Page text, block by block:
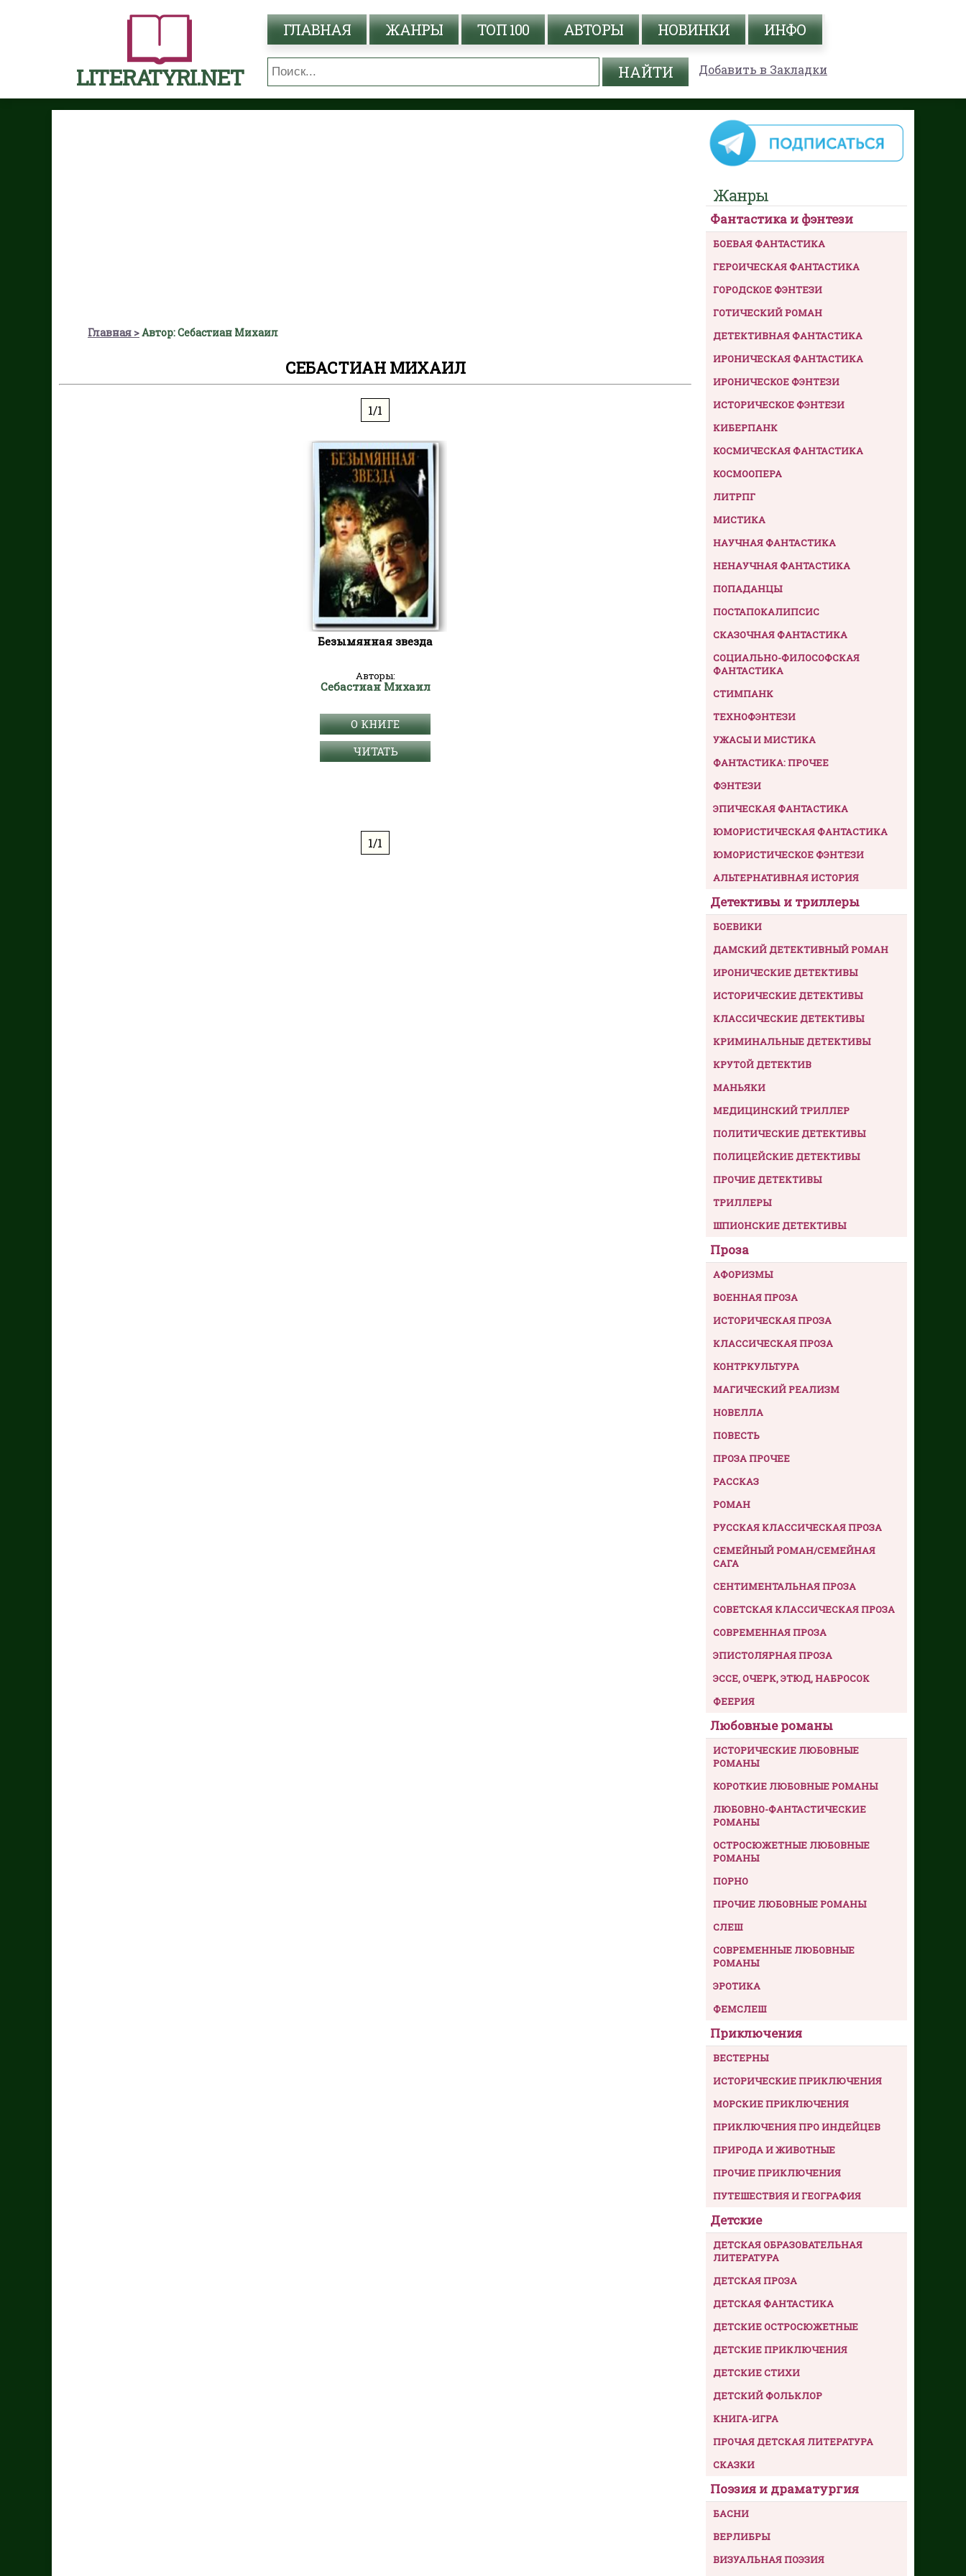
LITERATYRI.NET
ГЛАВНАЯ ЖАНРЫ ТОП 100 АВТОРЫ НОВИНКИ ИНФО
Добавить в Закладки
Главная Автор: Себастиан Михаил
СЕБАСТИАН МИХАИЛ
1/1
Безымянная звезда
Авторы:
Себастиан Михаил
О КНИГЕ
ЧИТАТЬ
1/1
Жанры
Фантастика и фэнтези
БОЕВАЯ ФАНТАСТИКА
ГЕРОИЧЕСКАЯ ФАНТАСТИКА
ГОРОДСКОЕ ФЭНТЕЗИ
ГОТИЧЕСКИЙ РОМАН
ДЕТЕКТИВНАЯ ФАНТАСТИКА
ИРОНИЧЕСКАЯ ФАНТАСТИКА
ИРОНИЧЕСКОЕ ФЭНТЕЗИ
ИСТОРИЧЕСКОЕ ФЭНТЕЗИ
КИБЕРПАНК
КОСМИЧЕСКАЯ ФАНТАСТИКА
КОСМООПЕРА
ЛИТРПГ
МИСТИКА
НАУЧНАЯ ФАНТАСТИКА
НЕНАУЧНАЯ ФАНТАСТИКА
ПОПАДАНЦЫ
ПОСТАПОКАЛИПСИС
СКАЗОЧНАЯ ФАНТАСТИКА
СОЦИАЛЬНО-ФИЛОСОФСКАЯ
ФАНТАСТИКА
СТИМПАНК
ТЕХНОФЭНТЕЗИ
УЖАСЫ И МИСТИКА
ФАНТАСТИКА: ПРОЧЕЕ
ФЭНТЕЗИ
ЭПИЧЕСКАЯ ФАНТАСТИКА
ЮМОРИСТИЧЕСКАЯ ФАНТАСТИКА
ЮМОРИСТИЧЕСКОЕ ФЭНТЕЗИ
АЛЬТЕРНАТИВНАЯ ИСТОРИЯ
Детективы и триллеры
БОЕВИКИ
ДАМСКИЙ ДЕТЕКТИВНЫЙ РОМАН
ИРОНИЧЕСКИЕ ДЕТЕКТИВЫ
ИСТОРИЧЕСКИЕ ДЕТЕКТИВЫ
КЛАССИЧЕСКИЕ ДЕТЕКТИВЫ
КРИМИНАЛЬНЫЕ ДЕТЕКТИВЫ
КРУТОЙ ДЕТЕКТИВ
МАНЬЯКИ
МЕДИЦИНСКИЙ ТРИЛЛЕР
ПОЛИТИЧЕСКИЕ ДЕТЕКТИВЫ
ПОЛИЦЕЙСКИЕ ДЕТЕКТИВЫ
ПРОЧИЕ ДЕТЕКТИВЫ
ТРИЛЛЕРЫ
ШПИОНСКИЕ ДЕТЕКТИВЫ
Проза
АФОРИЗМЫ
ВОЕННАЯ ПРОЗА
ИСТОРИЧЕСКАЯ ПРОЗА
КЛАССИЧЕСКАЯ ПРОЗА
КОНТРКУЛЬТУРА
МАГИЧЕСКИЙ РЕАЛИЗМ
НОВЕЛЛА
ПОВЕСТЬ
ПРОЗА ПРОЧЕЕ
РАССКАЗ
РОМАН
РУССКАЯ КЛАССИЧЕСКАЯ ПРОЗА
СЕМЕЙНЫЙ РОМАН/СЕМЕЙНАЯ
САГА
СЕНТИМЕНТАЛЬНАЯ ПРОЗА
СОВЕТСКАЯ КЛАССИЧЕСКАЯ ПРОЗА
СОВРЕМЕННАЯ ПРОЗА
ЭПИСТОЛЯРНАЯ ПРОЗА
ЭССЕ, ОЧЕРК, ЭТЮД, НАБРОСОК
ФЕЕРИЯ
Любовные романы
ИСТОРИЧЕСКИЕ ЛЮБОВНЫЕ
РОМАНЫ
КОРОТКИЕ ЛЮБОВНЫЕ РОМАНЫ
ЛЮБОВНО-ФАНТАСТИЧЕСКИЕ
РОМАНЫ
ОСТРОСЮЖЕТНЫЕ ЛЮБОВНЫЕ
РОМАНЫ
ПОРНО
ПРОЧИЕ ЛЮБОВНЫЕ РОМАНЫ
СЛЕШ
СОВРЕМЕННЫЕ ЛЮБОВНЫЕ
РОМАНЫ
ЭРОТИКА
ФЕМСЛЕШ
Приключения
ВЕСТЕРНЫ
ИСТОРИЧЕСКИЕ ПРИКЛЮЧЕНИЯ
МОРСКИЕ ПРИКЛЮЧЕНИЯ
ПРИКЛЮЧЕНИЯ ПРО ИНДЕЙЦЕВ
ПРИРОДА И ЖИВОТНЫЕ
ПРОЧИЕ ПРИКЛЮЧЕНИЯ
ПУТЕШЕСТВИЯ И ГЕОГРАФИЯ
Детские
ДЕТСКАЯ ОБРАЗОВАТЕЛЬНАЯ
ЛИТЕРАТУРА
ДЕТСКАЯ ПРОЗА
ДЕТСКАЯ ФАНТАСТИКА
ДЕТСКИЕ ОСТРОСЮЖЕТНЫЕ
ДЕТСКИЕ ПРИКЛЮЧЕНИЯ
ДЕТСКИЕ СТИХИ
ДЕТСКИЙ ФОЛЬКЛОР
КНИГА-ИГРА
ПРОЧАЯ ДЕТСКАЯ ЛИТЕРАТУРА
СКАЗКИ
Поэзия и драматургия
БАСНИ
ВЕРЛИБРЫ
ВИЗУАЛЬНАЯ ПОЭЗИЯ